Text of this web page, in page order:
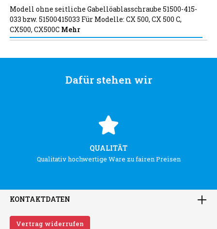
Modell ohne seitliche Gabellöablasschraube 51500-415-
033 bzw. 51500415033 Für Modelle: CX 500, CX 500 C,
CX500, CX500C Mehr
Dafür stehen wir
QUALITÄT
Qualitativ hochwertige Ware zu fairen Preisen
KONTAKTDATEN
Vertrag widerrufen